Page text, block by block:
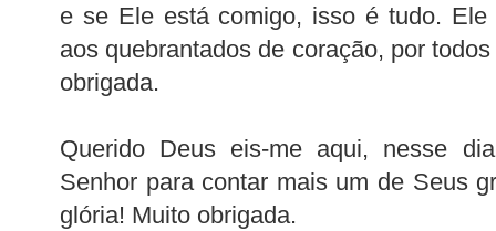
e se Ele está comigo, isso é tudo.
aos quebrantados de coração, por
obrigada.
Querido Deus eis-me aqui, nesse
Senhor para contar mais um de Seus
glória! Muito obrigada.